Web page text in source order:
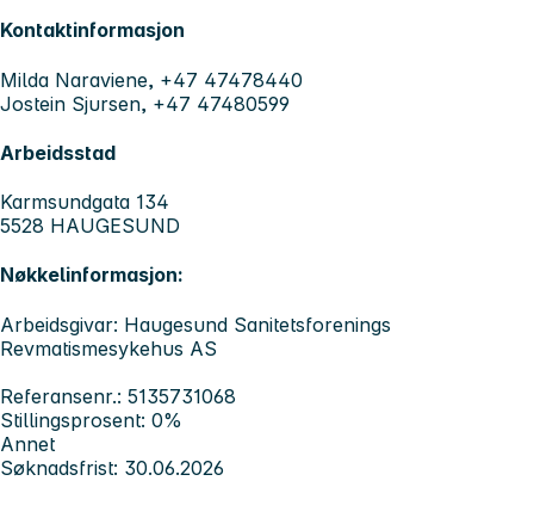
Kontaktinformasjon
Milda Naraviene, +47 47478440
Jostein Sjursen, +47 47480599
Arbeidsstad
Karmsundgata 134
5528 HAUGESUND
Nøkkelinformasjon:
Arbeidsgivar: Haugesund Sanitetsforenings
Revmatismesykehus AS
Referansenr.: 5135731068
Stillingsprosent: 0%
Annet
Søknadsfrist: 30.06.2026